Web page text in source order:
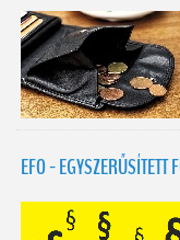
EFO - EGYSZERŰSÍTETT